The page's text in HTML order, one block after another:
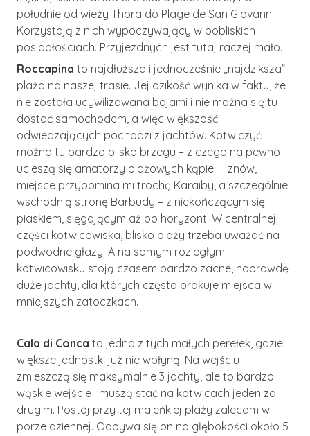
południe od wieży Thora do Plage de San Giovanni.
Korzystają z nich wypoczywający w pobliskich
posiadłościach. Przyjezdnych jest tutaj raczej mało.
Roccapina to najdłuższa i jednocześnie „najdziksza”
plaża na naszej trasie. Jej dzikość wynika w faktu, że
nie została ucywilizowana bojami i nie można się tu
dostać samochodem, a więc większość
odwiedzających pochodzi z jachtów. Kotwiczyć
można tu bardzo blisko brzegu – z czego na pewno
ucieszą się amatorzy plażowych kąpieli. I znów,
miejsce przypomina mi trochę Karaiby, a szczególnie
wschodnią stronę Barbudy – z niekończącym się
piaskiem, sięgającym aż po horyzont. W centralnej
części kotwicowiska, blisko plaży trzeba uważać na
podwodne głazy. A na samym rozległym
kotwicowisku stoją czasem bardzo zacne, naprawdę
duże jachty, dla których często brakuje miejsca w
mniejszych zatoczkach.
Cala di Conca to jedna z tych małych perełek, gdzie
większe jednostki już nie wpłyną. Na wejściu
zmieszczą się maksymalnie 3 jachty, ale to bardzo
wąskie wejście i muszą stać na kotwicach jeden za
drugim. Postój przy tej maleńkiej plaży zalecam w
porze dziennej. Odbywa się on na głębokości około 5